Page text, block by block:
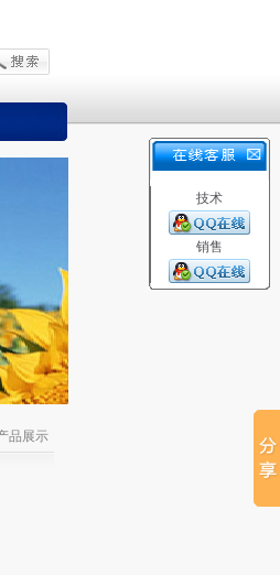
品展示
技术
销售